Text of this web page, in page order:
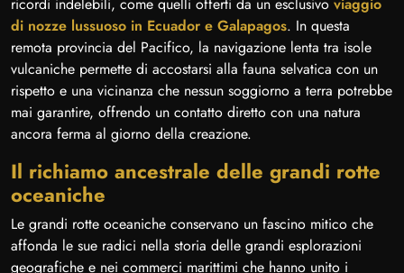
di nozze lussuoso in Ecuador e Galapagos. In questa
remota provincia del Pacifico, la navigazione lenta tra isole
vulcaniche permette di accostarsi alla fauna selvatica con un
rispetto e una vicinanza che nessun soggiorno a terra potrebbe
mai garantire, offrendo un contatto diretto con una natura
ancora ferma al giorno della creazione.
Il richiamo ancestrale delle grandi rotte
oceaniche
Le grandi rotte oceaniche conservano un fascino mitico che
affonda le sue radici nella storia delle grandi esplorazioni
geografiche e nei commerci marittimi che hanno unito i